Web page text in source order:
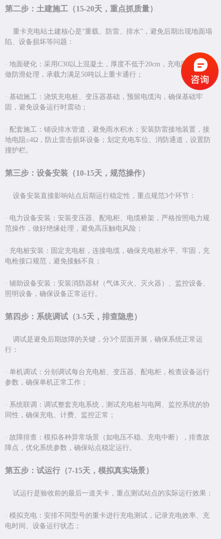
第二步：土建施工（15-20天，重点抓质量）
重卡充电站土建核心是“重载、防雷、排水” ，避免后期出现地面塌
陷、设备损坏等问题：
· 地面硬化：采用 C30以上混凝土，厚度不低于20cm ，充电区域地面需
做防滑处理，承载力满足 50吨以上重卡通行；
· 基础施工：浇筑充电桩、变压器基础，预留电缆沟，确保基础牢
固，避免设备运行时震动；
· 配套施工：铺设排水管道，避免雨水积水；安装防雷接地装置，接
地电阻 ≤4Ω ，防止雷击损坏设备；划定充电车位、消防通道，设置防
撞护栏。
第三步：设备安装（10-15天，规范操作）
设备安装直接影响站点后期运行稳定性，重点规范3个环节：
· 电力设备安装：安装变压器、配电柜、电缆桥架，严格按照电力规
范操作，做好绝缘处理，避免高压触电风险；
· 充电桩安装：固定充电桩，连接电缆，确保充电桩水平、牢固，充
电枪接口规范，避免接触不良；
· 辅助设备安装：安装消防器材（气体灭火、灭火器）、监控设备、
照明设备，确保设备正常运行。
第四步：系统调试（3-5天，排查隐患）
调试是避免后期故障的关键，分3个层面开展，确保系统正常运
行：
· 单机调试：分别调试每台充电桩、变压器、配电柜，检查设备运行
参数，确保单机正常工作；
· 系统联调：调试整套充电系统，测试充电桩与电网、监控系统的协
同性，确保充电、计费、监控正常；
· 故障排查：模拟各种异常场景（如电压不稳、充电中断），排查故
障点，优化系统参数，确保站点稳定运行。
第五步：试运行（7-15天，模拟真实场景）
试运行是验收前的最后一道关卡，重点测试站点的实际运行效果：
· 模拟充电：安排不同型号的重卡进行充电测试，记录充电效率、充
电时间、设备运行状态；